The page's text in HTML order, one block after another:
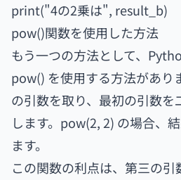
print("4の2乗は", result_b)
pow()関数を使用した方法
もう一つの方法として、
pow() を使用する方法があり
の引数を取り、最初の引数を
します。pow(2, 2) の場合、
ます。
この関数の利点は、第三の引